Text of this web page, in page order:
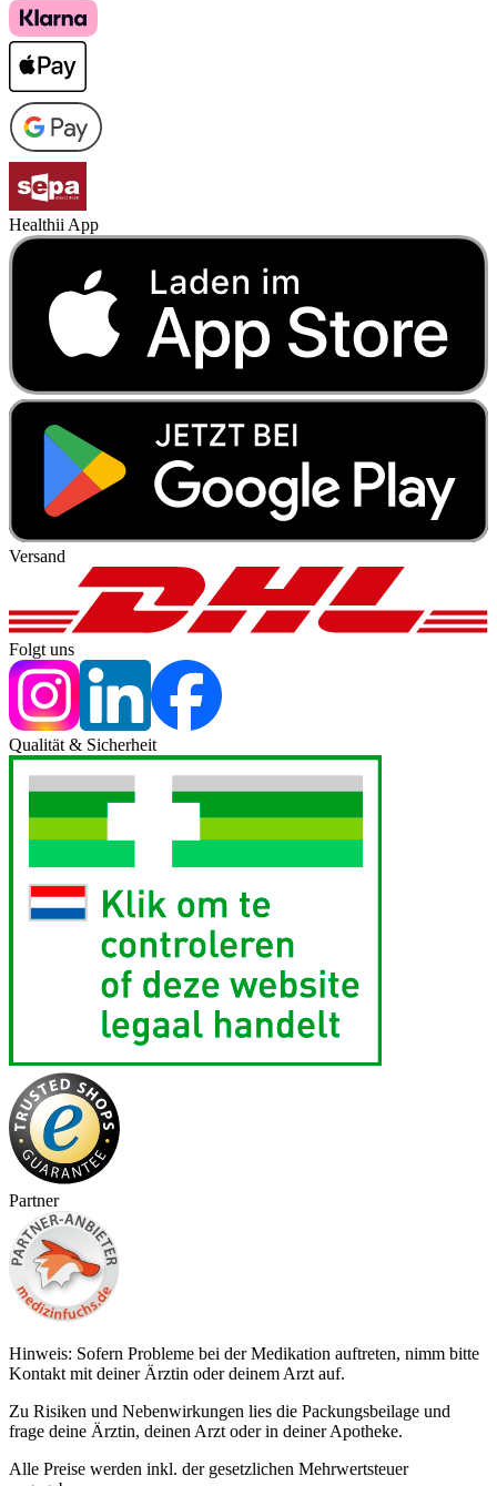
Healthii App
Versand
Folgt uns
Qualität & Sicherheit
Partner
Hinweis: Sofern Probleme bei der Medikation auftreten, nimm bitte
Kontakt mit deiner Ärztin oder deinem Arzt auf.
Zu Risiken und Nebenwirkungen lies die Packungsbeilage und
frage deine Ärztin, deinen Arzt oder in deiner Apotheke.
Alle Preise werden inkl. der gesetzlichen Mehrwertsteuer